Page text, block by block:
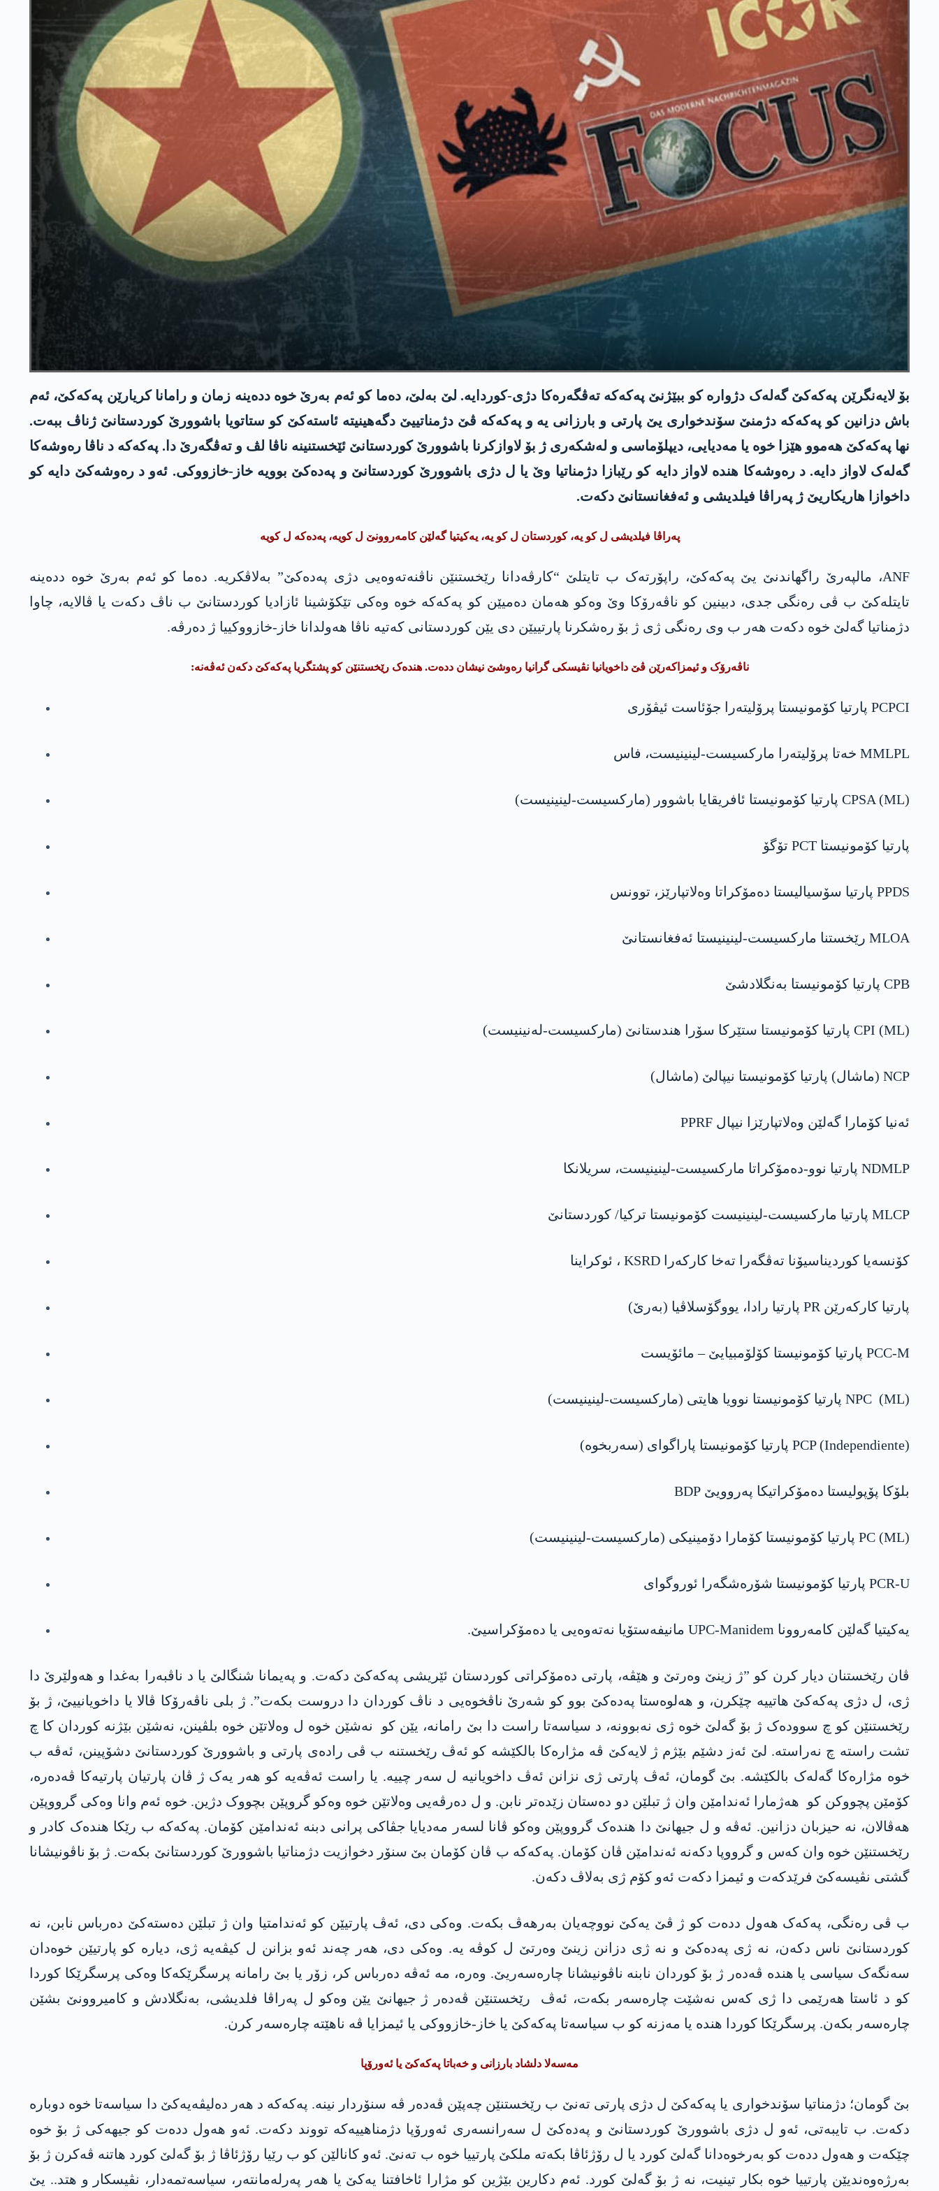
بۆ لایەنگرێن پەکەکێ گەلەک دژوارە کو ببێژنێ پەکەکە تەڤگەرەکا دژی-کوردایە. لێ بەلێ، دەما کو ئەم بەرێ خوە ددەینە زمان و رامانا کریارێن پەکەکێ، ئەم
باش دزانین کو پەکەکە دژمنێ سۆندخواری یێ پارتی و بارزانی یە و پەکەکە ڤێ دژمناتییێ دگەھینیتە ئاستەکێ کو ستاتویا باشوورێ کوردستانێ ژناڤ ببەت.
نها پەکەکێ ھەموو ھێزا خوە یا مەدیایی، دیپلۆماسی و لەشکەری ژ بۆ لاوازکرنا باشوورێ کوردستانێ ئێخستنینە ناڤا لڤ و تەڤگەرێ دا. پەکەکە د ناڤا رەوشەکا
گەلەک لاواز دایە. د رەوشەکا هندە لاواز دایە کو رێبازا دژمناتیا وێ یا ل دژی باشوورێ کوردستانێ و پەدەکێ بوویە خاز-خازووکی. ئەو د رەوشەکێ دایە کو
داخوازا هاریکاریێ ژ پەراڤا فیلدیشی و ئەفغانستانێ دکەت.
پەراڤا فیلدیشی ل کو یە، کوردستان ل کو یە، یەکیتیا گەلێن کامەروونێ ل کویە، پەدەکە ل کویە
ANF، مالپەرێ راگھاندنێ یێ پەکەکێ، راپۆرتەک ب تایتلێ “کارڤەدانا رێخستنێن ناڤنەتەوەیی دژی پەدەکێ” بەلاڤکریە. دەما کو ئەم بەرێ خوە ددەینە
تایتلەکێ ب ڤی رەنگی جدی، دبینین کو ناڤەرۆکا وێ وەکو هەمان دەمیێن کو پەکەکە خوە وەکی تێکۆشینا ئازادیا کوردستانێ ب ناڤ دکەت یا ڤالایە، چاوا
دژمناتیا گەلێ خوە دکەت هەر ب وی رەنگی ژی ژ بۆ رەشکرنا پارتییێن دی یێن کوردستانی کەتیە ناڤا هەولدانا خاز-خازووکییا ژ دەرڤە.
ناڤەرۆک و ئیمزاکەرێن ڤێ داخویانیا نڤیسکی گرانیا رەوشێ نیشان ددەت. ھندەک رێخستنێن کو پشتگریا پەکەکێ دکەن ئەڤەنە:
PCPCI پارتیا کۆمونیستا پرۆلیتەرا جۆئاست ئیڤۆری
MMLPL خەتا پرۆلیتەرا مارکسیست-لینینیست، فاس
CPSA (ML) پارتیا کۆمونیستا ئافریقایا باشوور (مارکسیست-لینینیست)
پارتیا کۆمونیستا PCT تۆگۆ
PPDS پارتیا سۆسیالیستا دەمۆکراتا وەلاتپارێز، توونس
MLOA رێخستنا مارکسیست-لینینیستا ئەفغانستانێ
CPB پارتیا کۆمونیستا بەنگلادشێ
CPI (ML) پارتیا کۆمونیستا ستێرکا سۆرا ھندستانێ (مارکسیست-لەنینیست)
NCP (ماشال) پارتیا کۆمونیستا نیپالێ (ماشال)
ئەنیا کۆمارا گەلێن وەلاتپارێزا نیپال PPRF
NDMLP پارتیا نوو-دەمۆکراتا مارکسیست-لینینیست، سریلانکا
MLCP پارتیا مارکسیست-لینینیست کۆمونیستا ترکیا/ کوردستانێ
کۆنسەیا کوردیناسیۆنا تەڤگەرا تەخا کارکەرا KSRD ، ئوکراینا
پارتیا کارکەرێن PR پارتیا رادا، یووگۆسلاڤیا (بەرێ)
PCC-M پارتیا کۆمونیستا کۆلۆمبیایێ – مائۆیست
NPC (ML) پارتیا کۆمونیستا نوویا ھایتی (مارکسیست-لینینیست)
PCP (Independiente) پارتیا کۆمونیستا پاراگوای (سەربخوە)
بلۆکا پۆپولیستا دەمۆکراتیکا پەروویێ BDP
PC (ML) پارتیا کۆمونیستا کۆمارا دۆمینیکی (مارکسیست-لینینیست)
PCR-U پارتیا کۆمونیستا شۆرەشگەرا ئوروگوای
یەکیتیا گەلێن کامەروونا UPC-Manidem مانیفەستۆیا نەتەوەیی یا دەمۆکراسیێ.
ڤان رێخستنان دیار کرن کو ”ژ زینێ وەرتێ و هێڤە، پارتی دەمۆکراتی کوردستان ئێریشی پەکەکێ دکەت. و پەیمانا شنگالێ یا د ناڤبەرا بەغدا و ھەولێرێ دا
ژی، ل دژی پەکەکێ ھاتییە چێکرن، و ھەلوەستا پەدەکێ بوو کو شەرێ ناڤخوەیی د ناڤ کوردان دا دروست بکەت”. ژ بلی ناڤەرۆکا ڤالا یا داخویانییێ، ژ بۆ
رێخستنێن کو چ سوودەک ژ بۆ گەلێ خوە ژی نەبوونە، د سیاسەتا راست دا بێ رامانە، یێن کو نەشێن خوە ل وەلاتێن خوە بلڤینن، نەشێن بێژنە کوردان کا چ
تشت راستە چ نەراستە. لێ ئەز دشێم بێژم ژ لایەکێ ڤە مژارەکا بالکێشە کو ئەڤ رێخستنە ب ڤی رادەی پارتی و باشوورێ کوردستانێ دشۆپینن، ئەڤە ب
خوە مژارەکا گەلەک بالکێشە. بێ گومان، ئەڤ پارتی ژی نزانن ئەڤ داخویانیە ل سەر چییە. یا راست ئەڤەیە کو ھەر یەک ژ ڤان پارتیان پارتیەکا ڤەدەرە،
کۆمێن پچووکن کو ھەژمارا ئەندامێن وان ژ تبلێن دو دەستان زێدەتر نابن. و ل دەرڤەیی وەلاتێن خوە وەکو گروپێن بچووک دژین. خوە ئەم وانا وەکی گرووپێن
ھەڤالان، نە حیزبان دزانین. ئەڤە و ل جیھانێ دا ھندەک گرووپێن وەکو ڤانا لسەر مەدیایا جڤاکی پرانی دبنە ئەندامێن کۆمان. پەکەکە ب رێکا ھندەک کادر و
رێخستنێن خوە وان کەس و گرووپا دکەنە ئەندامێن ڤان کۆمان. پەکەکە ب ڤان کۆمان بێ سنۆر دخوازیت دژمناتیا باشوورێ کوردستانێ بکەت. ژ بۆ ناڤونیشانا
گشتی نڤیسەکێ فرێدکەت و ئیمزا دکەت ئەو کۆم ژی بەلاڤ دکەن.
ب ڤی رەنگی، پەکەک ھەول ددەت کو ژ ڤێ یەکێ نووچەیان بەرھەڤ بکەت. وەکی دی، ئەڤ پارتیێن کو ئەندامتیا وان ژ تبلێن دەستەکێ دەرباس نابن، نە
کوردستانێ ناس دکەن، نە ژی پەدەکێ و نە ژی دزانن زینێ وەرتێ ل کوڤە یە. وەکی دی، ھەر چەند ئەو بزانن ل کیڤەیە ژی، دیارە کو پارتیێن خوەدان
سەنگەک سیاسی یا هندە ڤەدەر ژ بۆ کوردان نابنە ناڤونیشانا چارەسەریێ. وەرە، مە ئەڤە دەرباس کر، زۆر یا بێ رامانە پرسگرێکەکا وەکی پرسگرێکا کوردا
کو د ئاستا ھەرێمی دا ژی کەس نەشێت چارەسەر بکەت، ئەڤ رێخستنێن ڤەدەر ژ جیھانێ یێن وەکو ل پەراڤا فلدیشی، بەنگلادش و کامیروونێ بشێن
چارەسەر بکەن. پرسگرێکا کوردا هندە یا مەزنە کو ب سیاسەتا پەکەکێ یا خاز-خازووکی یا ئیمزایا ڤە ناهێتە چارەسەر کرن.
مەسەلا دلشاد بارزانی و خەباتا پەکەکێ یا ئەورۆپا
بێ گومان؛ دژمناتیا سۆندخواری یا پەکەکێ ل دژی پارتی تەنێ ب رێخستنێن چەپێن ڤەدەر ڤە سنۆردار نینە. پەکەکە د ھەر دەلیڤەیەکێ دا سیاسەتا خوە دوبارە
دکەت. ب تایبەتی، ئەو ل دژی باشوورێ کوردستانێ و پەدەکێ ل سەرانسەری ئەورۆپا دژمناھییەکە تووند دکەت. ئەو ھەول ددەت کو جیھەکی ژ بۆ خوە
چێکەت و ھەول ددەت کو بەرخوەدانا گەلێ کورد یا ل رۆژئاڤا بکەتە ملکێ پارتییا خوە ب تەنێ. ئەو کانالێن کو ب رێیا رۆژئاڤا ژ بۆ گەلێ کورد ھاتنە ڤەکرن ژ بۆ
بەرژەوەندیێن پارتییا خوە بکار تینیت، نە ژ بۆ گەلێ کورد. ئەم دکارین بێژین کو مژارا ئاخافتنا یەکێ یا ھەر پەرلەمانتەر، سیاسەتمەدار، نڤیسکار و هتد.. یێ